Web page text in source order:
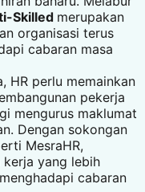
Skilled merupakan
organisasi terus
cabaran masa
HR perlu memainkan
pekerja
mengurus maklumat
Dengan sokongan
MesraHR,
yang lebih
cabaran